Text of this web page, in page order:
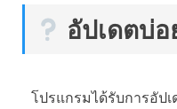
อัปเดตบ่
โปรแกรมได้รับการอัป